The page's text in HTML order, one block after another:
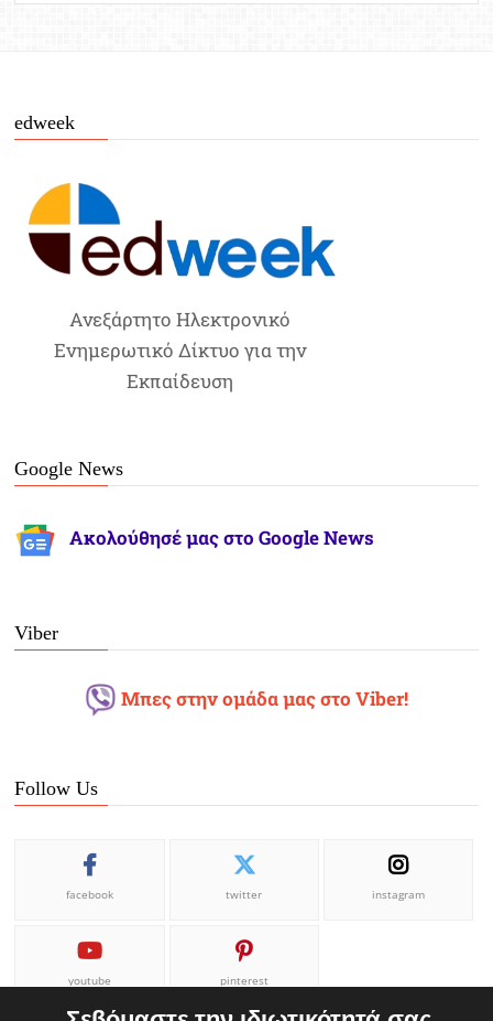
edweek
Ανεξάρτητο Ηλεκτρονικό
Ενημερωτικό Δίκτυο για την
Εκπαίδευση
Google News
Ακολούθησέ μας στο Google News
Viber
Μπες στην ομάδα μας στο Viber!
Follow Us
facebook twitter instagram
youtube pinterest